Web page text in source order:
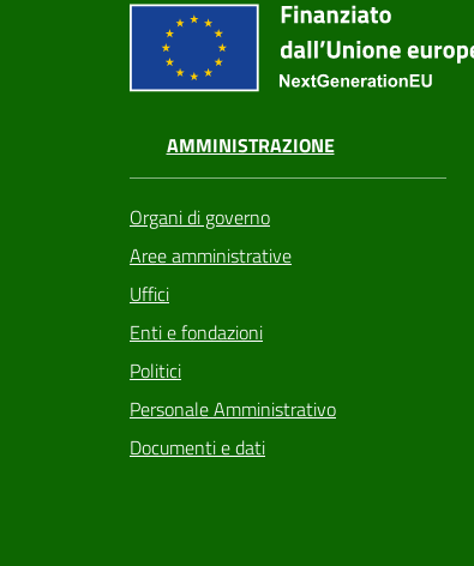
AMMINISTRAZIONE
Organi di governo
Aree amministrative
Uffici
Enti e fondazioni
Politici
Personale Amministrativo
Documenti e dati